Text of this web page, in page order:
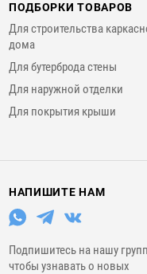
ПОДБОРКИ ТОВАРОВ
Для строительства
дома
Для бутерброда стены
Для наружной отделки
Для покрытия крыши
НАПИШИТЕ НАМ
Подпишитесь на нашу
чтобы узнавать о новых